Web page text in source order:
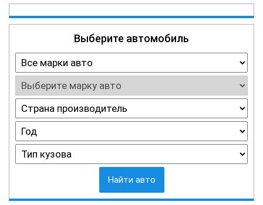
Выберите автомобиль
Найти авто